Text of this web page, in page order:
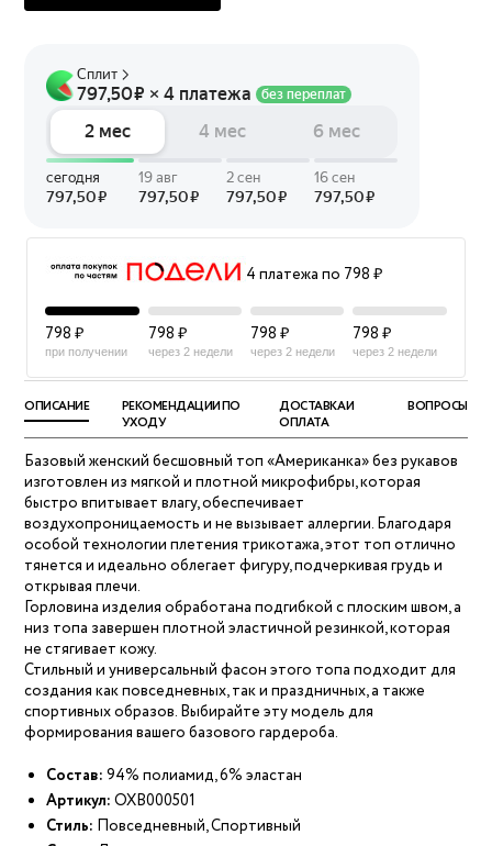
4 платежа по 798 ₽
798 ₽
при получении
798 ₽
через 2 недели
798 ₽
через 2 недели
798 ₽
через 2 недели
ОПИСАНИЕ
РЕКОМЕНДАЦИИ ПО
УХОДУ
ДОСТАВКА И
ОПЛАТА
ВОПРОСЫ
Базовый женский бесшовный топ «Американка» без рукавов
изготовлен из мягкой и плотной микрофибры, которая
быстро впитывает влагу, обеспечивает
воздухопроницаемость и не вызывает аллергии. Благодаря
особой технологии плетения трикотажа, этот топ отлично
тянется и идеально облегает фигуру, подчеркивая грудь и
открывая плечи.
Горловина изделия обработана подгибкой с плоским швом, а
низ топа завершен плотной эластичной резинкой, которая
не стягивает кожу.
Стильный и универсальный фасон этого топа подходит для
создания как повседневных, так и праздничных, а также
спортивных образов. Выбирайте эту модель для
формирования вашего базового гардероба.
Состав: 94% полиамид, 6% эластан
Артикул: OXB000501
Стиль: Повседневный, Спортивный